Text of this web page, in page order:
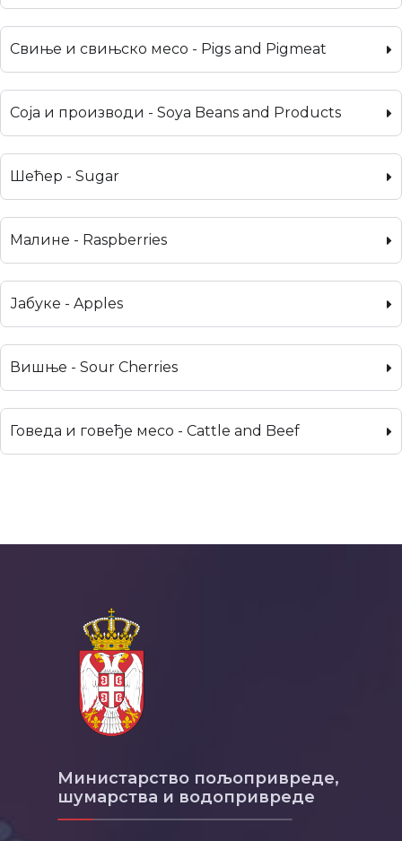
Свиње и свињско месо - Pigs and Pigmeat
Соја и производи - Soya Beans and Products
Шећер - Sugar
Малине - Raspberries
Јабуке - Apples
Вишње - Sour Cherries
Говеда и говеђе месо - Cattle and Beef
Министарство пољопривреде,
шумарства и водопривреде